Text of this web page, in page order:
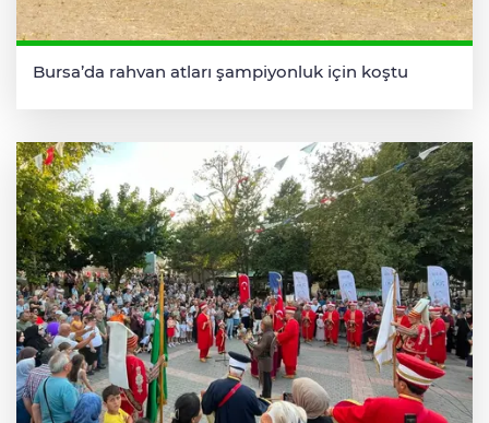
Bursa’da rahvan atları şampiyonluk için koştu